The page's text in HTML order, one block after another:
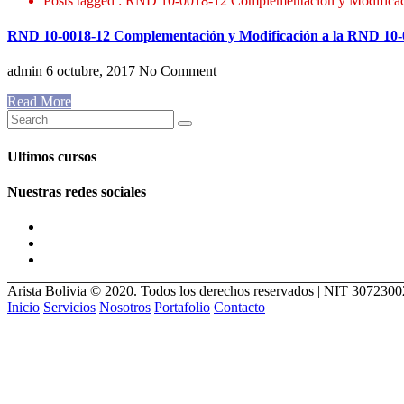
RND 10-0018-12 Complementación y Modificación a la RND 10-
admin 6 octubre, 2017 No Comment
Read More
Ultimos cursos
Nuestras redes sociales
Arista Bolivia © 2020. Todos los derechos reservados | NIT
Inicio Servicios Nosotros Portafolio Contacto